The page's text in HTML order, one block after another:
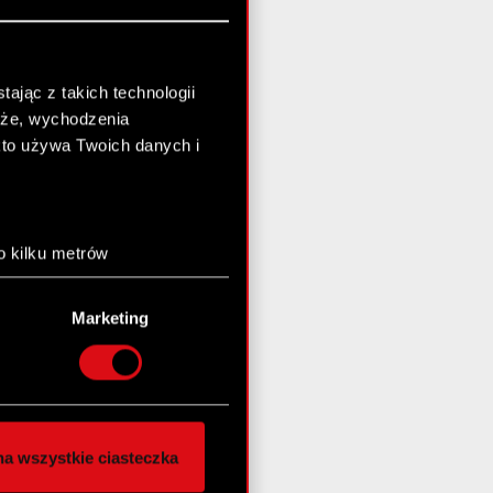
z takich technologii
wychodzenia
używa Twoich danych i
kilku metrów
(fingerprinting,
preferencje w
chwili.
i
innymi danymi
Marketing
wszystkie ciasteczka